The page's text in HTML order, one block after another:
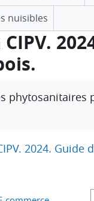
nuisibles
2024.